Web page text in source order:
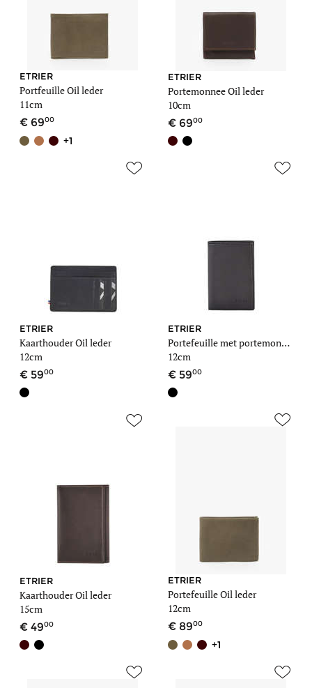
ETRIER
Portfeuille Oil leder
11cm
6900
+1
ETRIER
Portemonnee Oil leder
10cm
6900
ETRIER
Kaarthouder Oil leder
12cm
5900
ETRIER
Portefeuille met portemonnee Oil leder
12cm
5900
ETRIER
Kaarthouder Oil leder
15cm
4900
ETRIER
Portefeuille Oil leder
12cm
8900
+1